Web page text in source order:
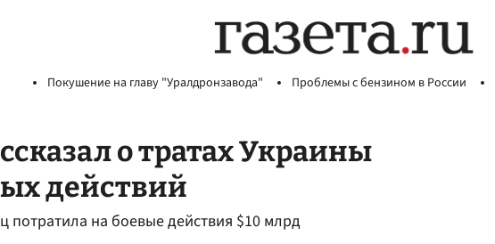
Покушение на главу "Уралдронзавода" Проблемы с бензином в России
о тратах Украины
действий
потратила на боевые действия $10 млрд